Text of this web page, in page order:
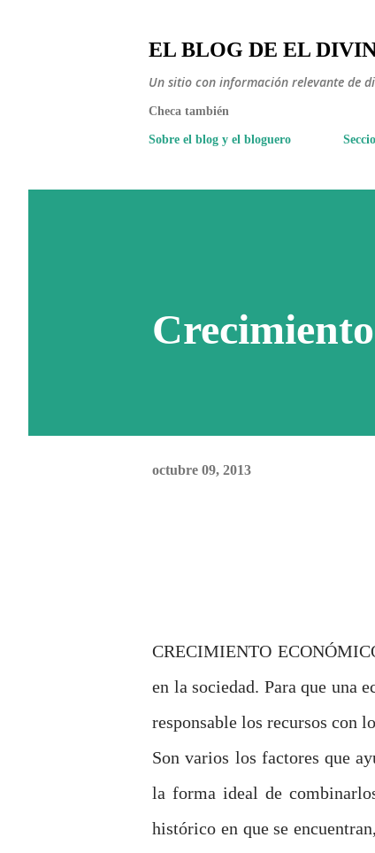
EL BLOG DE EL
Un sitio con información relevante de
Checa también
Sobre el blog y el bloguero
octubre 09, 2013
CRECIMIENTO
en la sociedad. Para que una
responsable los recursos con
Son varios los factores que
la forma ideal de
histórico en que se